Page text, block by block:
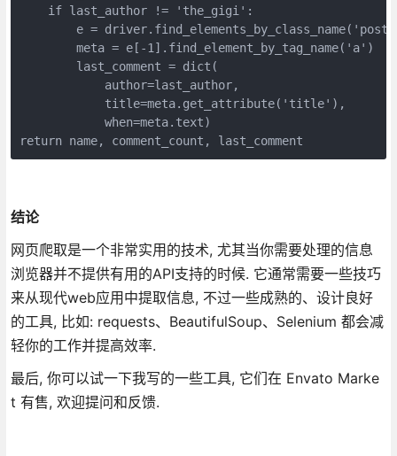
    if last_author != 'the_gigi':
e =
        meta = e[-1].find_element_by_tag_name('a')
        last_comment = dict(
            author=last_author,
            title=meta.get_attribute('title'),
            when=meta.text)
return name, comment_count, last_comment
结论
网页爬取是一个非常实用的技术, 尤其当你需要处理的信息
浏览器并不提供有用的API支持的时候. 它通常需要一些技巧
来从现代web应用中提取信息, 不过一些成熟的、设计良好
的工具, 比如: requests、BeautifulSoup、Selenium 都会减
轻你的工作并提高效率.
最后, 你可以试一下我写的一些工具, 它们在 Envato Marke
t 有售, 欢迎提问和反馈.